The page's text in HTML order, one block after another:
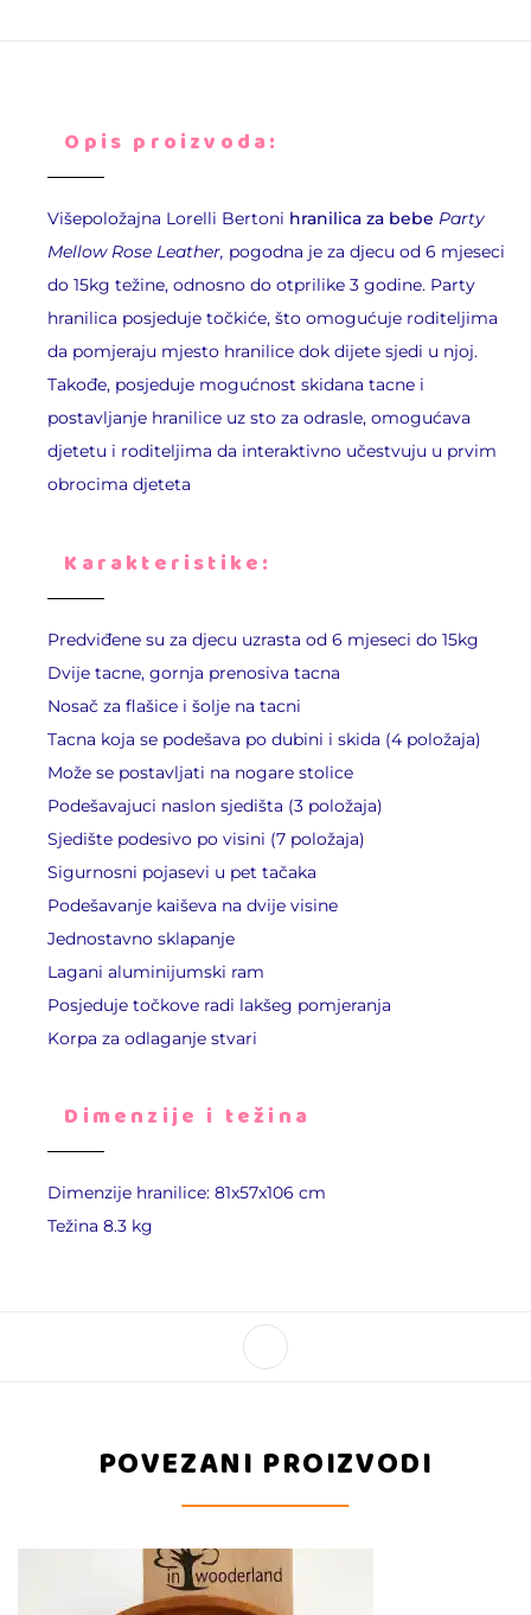
Opis proizvoda:
Višepoložajna Lorelli Bertoni hranilica za bebe Party
Mellow Rose Leather, pogodna je za djecu od 6 mjeseci
do 15kg težine, odnosno do otprilike 3 godine. Party
hranilica posjeduje točkiće, što omogućuje roditeljima
da pomjeraju mjesto hranilice dok dijete sjedi u njoj.
Takođe, posjeduje mogućnost skidana tacne i
postavljanje hranilice uz sto za odrasle, omogućava
djetetu i roditeljima da interaktivno učestvuju u prvim
obrocima djeteta
Karakteristike:
Predviđene su za djecu uzrasta od 6 mjeseci do 15kg
Dvije tacne, gornja prenosiva tacna
Nosač za flašice i šolje na tacni
Tacna koja se podešava po dubini i skida (4 položaja)
Može se postavljati na nogare stolice
Podešavajuci naslon sjedišta (3 položaja)
Sjedište podesivo po visini (7 položaja)
Sigurnosni pojasevi u pet tačaka
Podešavanje kaiševa na dvije visine
Jednostavno sklapanje
Lagani aluminijumski ram
Posjeduje točkove radi lakšeg pomjeranja
Korpa za odlaganje stvari
Dimenzije i težina
Dimenzije hranilice: 81x57x106 cm
Težina 8.3 kg
POVEZANI PROIZVODI